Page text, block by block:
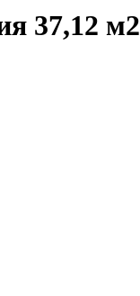
37,12 м2